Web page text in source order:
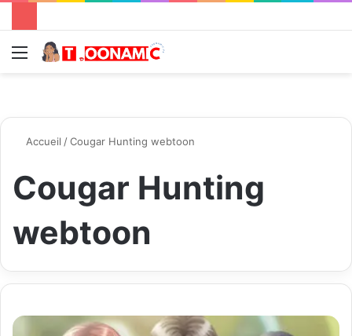
Menu
Accueil /Cougar Hunting webtoon
Cougar Hunting
webtoon